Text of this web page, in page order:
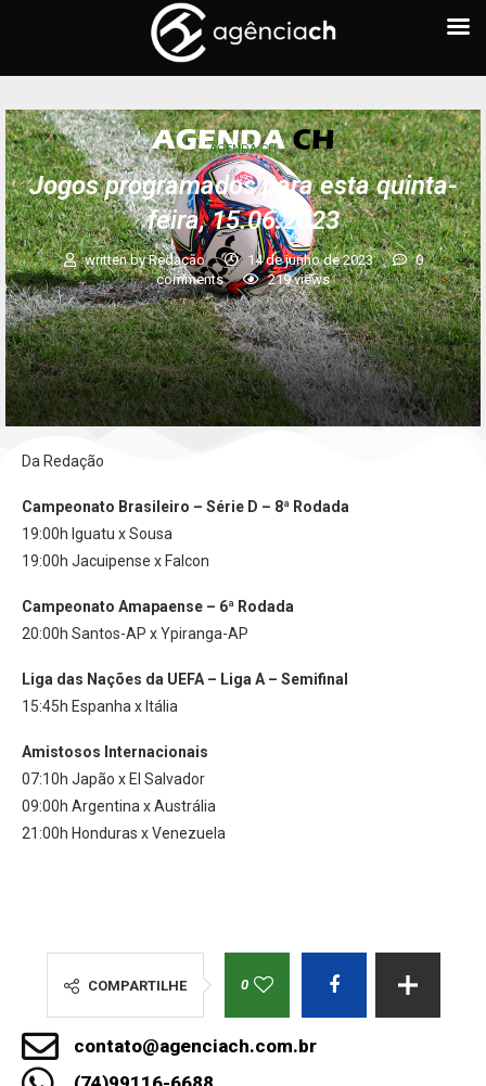
AGENDA CH
Jogos programados para esta quinta-
feira, 15.06.2023
written byRedação 14 de junho de 2023
0
comments
219views
Da Redação
Campeonato Brasileiro – Série D – 8ª Rodada
19:00h Iguatu x Sousa
19:00h Jacuipense x Falcon
Campeonato Amapaense – 6ª Rodada
20:00h Santos-AP x Ypiranga-AP
Liga das Nações da UEFA – Liga A – Semifinal
15:45h Espanha x Itália
Amistosos Internacionais
07:10h Japão x El Salvador
09:00h Argentina x Austrália
21:00h Honduras x Venezuela
COMPARTILHE 0
contato@agenciach.com.br